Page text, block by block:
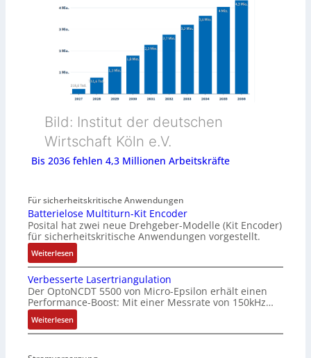
Bild: Institut der deutschen
Wirtschaft Köln e.V.
Bis 2036 fehlen 4,3 Millionen Arbeitskräfte
Für sicherheitskritische Anwendungen
Batterielose Multiturn-Kit Encoder
Posital hat zwei neue Drehgeber-Modelle (Kit Encoder)
für sicherheitskritische Anwendungen vorgestellt.
Weiterlesen:
B
a
t
t
e
r
Verbesserte Lasertriangulation
Der OptoNCDT 5500 von Micro-Epsilon erhält einen
Performance-Boost: Mit einer Messrate von 150kHz…
Weiterlesen:
V